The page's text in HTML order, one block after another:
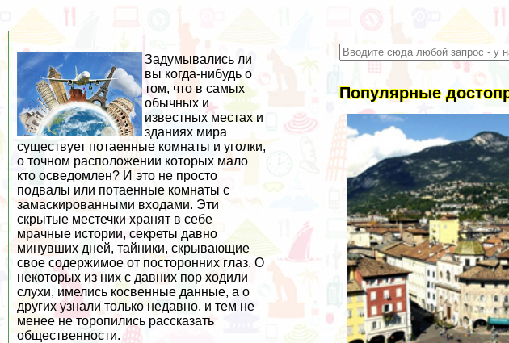
Популярные
Задумывались ли
вы когда-нибудь о
том, что в самых
обычных и
известных местах и
зданиях мира
существует потаенные комнаты и уголки,
о точном расположении которых мало
кто осведомлен? И это не просто
подвалы или потаенные комнаты с
замаскированными входами. Эти
скрытые местечки хранят в себе
мрачные истории, секреты давно
минувших дней, тайники, скрывающие
свое содержимое от посторонних глаз. О
некоторых из них с давних пор ходили
слухи, имелись косвенные данные, а о
других узнали только недавно, и тем не
менее не торопились рассказать
общественности.